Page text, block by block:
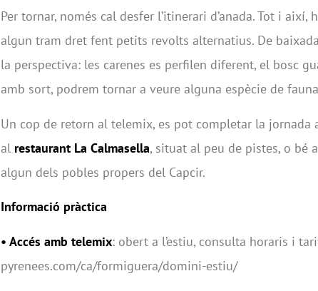
Per tornar, només cal desfer l’itinerari d’anada. Tot i així,
algun tram dret fent petits revolts alternatius. De
la perspectiva: les carenes es perfilen diferent, el bosc
amb sort, podrem tornar a veure alguna espècie de
Un cop de retorn al telemix, es pot completar la jornada
al restaurant La Calmasella, situat al peu de pistes, o bé
algun dels pobles propers del Capcir.
Informació pràctica
• Accés amb telemix: obert a l’estiu, consulta horaris i
pyrenees.com/ca/formiguera/domini-estiu/